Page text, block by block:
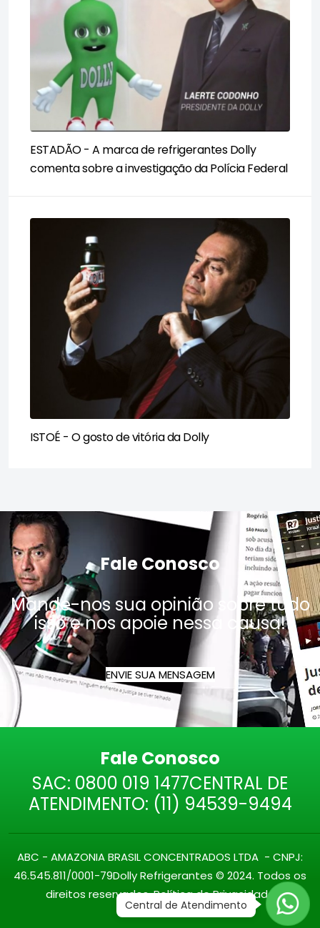
ESTADÃO - A marca de refrigerantes Dolly
comenta sobre a investigação da Polícia Federal
ISTOÉ - O gosto de vitória da Dolly​
Fale Conosco
Mande-nos sua opinião sobre tudo
isso e nos apoie nessa causa!
ENVIE SUA MENSAGEM
Fale Conosco
SAC: 0800 019 1477CENTRAL DE
ATENDIMENTO: (11) 94539-9494
ABC - AMAZONIA BRASIL CONCENTRADOS LTDA - CNPJ:
46.545.811/0001-79Dolly Refrigerantes © 2024. Todos os
direitos reservados.Política de Privacidade
Central de Atendimento